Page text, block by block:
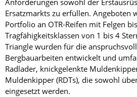
Anforderungen sowohl der
Ersatzmarkts zu erfüllen. Angeboten
Portfolio an OTR-Reifen mit Felgen
Tragfähigkeitsklassen von 1 bis 4
Triangle wurden für die
Bergbauarbeiten entwickelt und
Radlader, knickgelenkte
Muldenkipper (RDTs), die sowohl
eingesetzt werden.